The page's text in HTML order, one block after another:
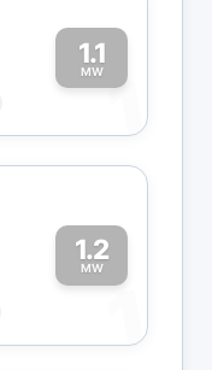
1.1
MW1
1.2
MW
1